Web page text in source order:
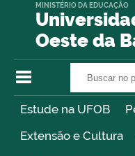
Oeste da
MINISTÉRIO DA EDUCAÇÃO
Estude na UFOB
Extensão e Cultura